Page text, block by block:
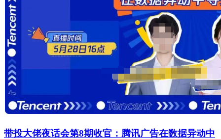
带投大佬夜话会第8期收官：腾讯广告在数据异动中